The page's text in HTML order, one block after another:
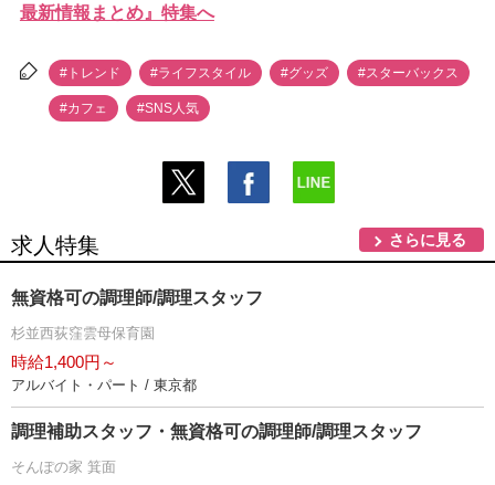
最新情報まとめ』特集へ
#トレンド #ライフスタイル #グッズ #スターバックス
#カフェ #SNS人気
求人特集 さらに見る
無資格可の調理師/調理スタッフ
杉並西荻窪雲母保育園
時給1,400円～
アルバイト・パート / 東京都
調理補助スタッフ・無資格可の調理師/調理スタッフ
そんぽの家 箕面